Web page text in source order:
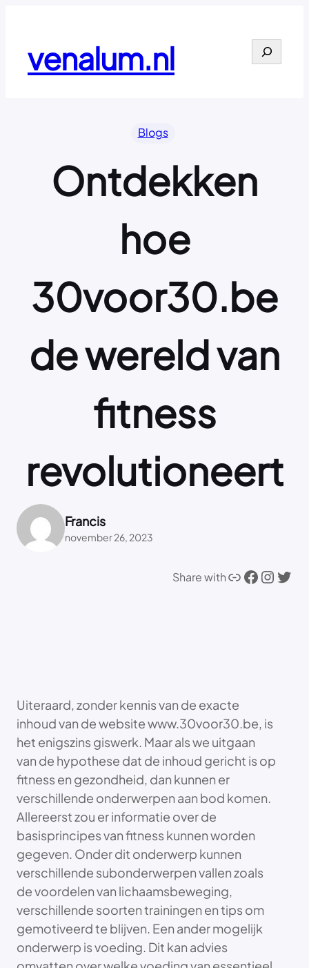
inhoudvenalum.nl Search
Blogs
Ontdekken
hoe
30voor30.be
de wereld van
fitness
revolutioneert
Francis
november 26, 2023
Share withLink Facebook Instagram Twitter
Uiteraard, zonder kennis van de exacte
inhoud van de website www.30voor30.be, is
het enigszins giswerk. Maar als we uitgaan
van de hypothese dat de inhoud gericht is op
fitness en gezondheid, dan kunnen er
verschillende onderwerpen aan bod komen.
Allereerst zou er informatie over de
basisprincipes van fitness kunnen worden
gegeven. Onder dit onderwerp kunnen
verschillende subonderwerpen vallen zoals
de voordelen van lichaamsbeweging,
verschillende soorten trainingen en tips om
gemotiveerd te blijven. Een ander mogelijk
onderwerp is voeding. Dit kan advies